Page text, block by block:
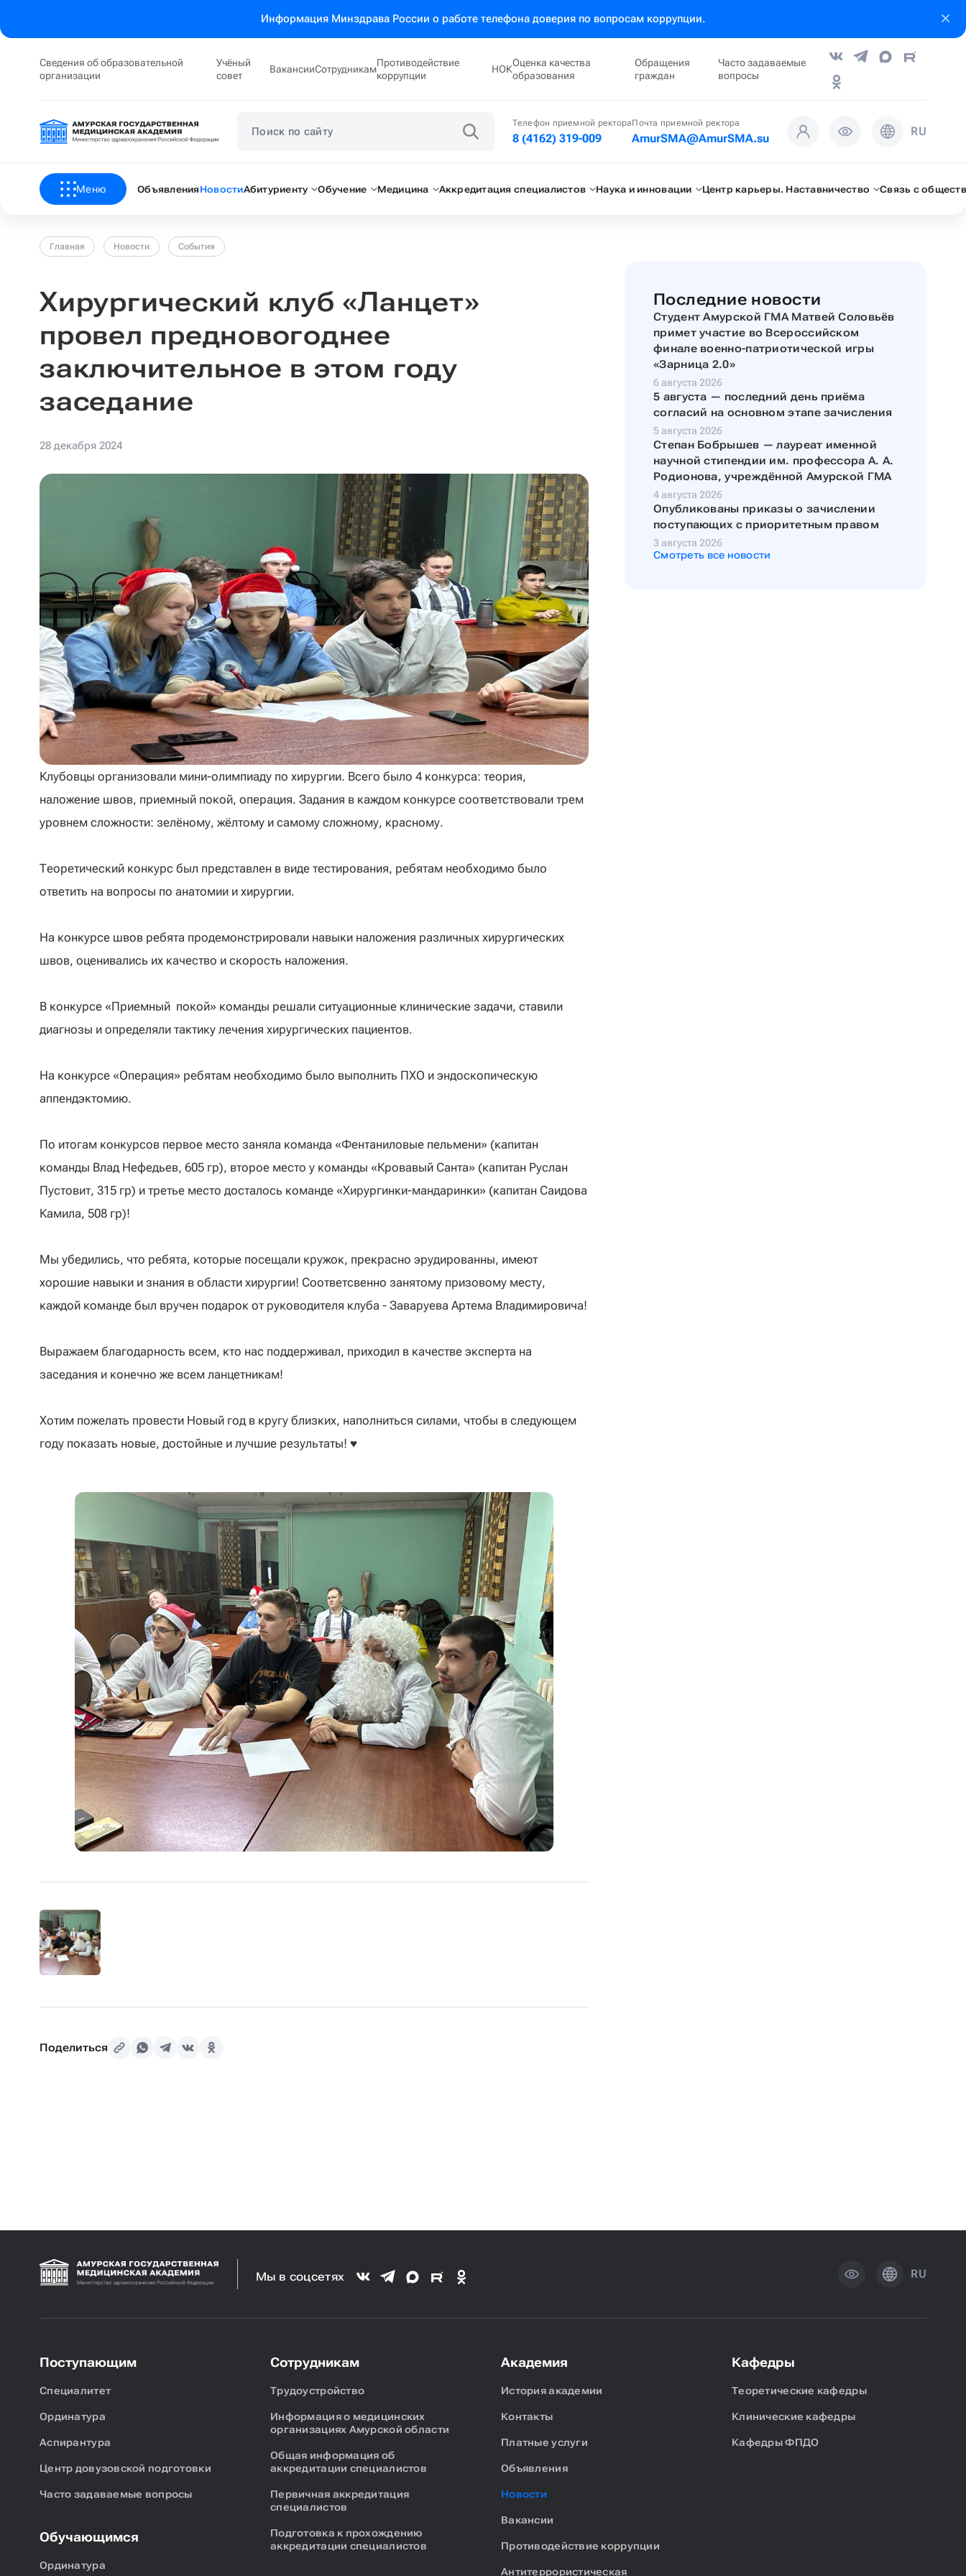
Информация Минздрава России о работе телефона доверия по вопросам коррупции.
Сведения об образовательной
организации
Учёный
совет
ВакансииСотрудникам
Противодействие
коррупции
НОК
Оценка качества
образования
Обращения
граждан
Часто задаваемые
вопросы
Телефон приемной ректора
8 (4162) 319-009
Почта приемной ректора
AmurSMA@AmurSMA.su RU
Меню Объявления НовостиАбитуриенту Обучение Медицина Аккредитация специалистов Наука и инновации Центр карьеры. Наставничество Связь с
Главная Новости События
Хирургический клуб «Ланцет»
провел предновогоднее
заключительное в этом году
заседание
28 декабря 2024
Клубовцы организовали мини-олимпиаду по хирургии. Всего было 4 конкурса: теория,
наложение швов, приемный покой, операция. Задания в каждом конкурсе соответствовали трем
уровнем сложности: зелёному, жёлтому и самому сложному, красному.
Теоретический конкурс был представлен в виде тестирования, ребятам необходимо было
ответить на вопросы по анатомии и хирургии.
На конкурсе швов ребята продемонстрировали навыки наложения различных хирургических
швов, оценивались их качество и скорость наложения.
В конкурсе «Приемный покой» команды решали ситуационные клинические задачи, ставили
диагнозы и определяли тактику лечения хирургических пациентов.
На конкурсе «Операция» ребятам необходимо было выполнить ПХО и эндоскопическую
аппендэктомию.
По итогам конкурсов первое место заняла команда «Фентаниловые пельмени» (капитан
команды Влад Нефедьев, 605 гр), второе место у команды «Кровавый Санта» (капитан Руслан
Пустовит, 315 гр) и третье место досталось команде «Хирургинки-мандаринки» (капитан Саидова
Камила, 508 гр)!
Мы убедились, что ребята, которые посещали кружок, прекрасно эрудированны, имеют
хорошие навыки и знания в области хирургии! Соответсвенно занятому призовому месту,
каждой команде был вручен подарок от руководителя клуба - Заваруева Артема Владимировича!
Выражаем благодарность всем, кто нас поддерживал, приходил в качестве эксперта на
заседания и конечно же всем ланцетникам!
Хотим пожелать провести Новый год в кругу близких, наполниться силами, чтобы в следующем
году показать новые, достойные и лучшие результаты! ♥️
Поделиться
Последние новости
Студент Амурской ГМА Матвей Соловьёв
примет участие во Всероссийском
финале военно-патриотической игры
«Зарница 2.0»
6 августа 2026
5 августа — последний день приёма
согласий на основном этапе зачисления
5 августа 2026
Степан Бобрышев — лауреат именной
научной стипендии им. профессора А. А.
Родионова, учреждённой Амурской ГМА
4 августа 2026
Опубликованы приказы о зачислении
поступающих с приоритетным правом
3 августа 2026
Смотреть все новости
Мы в соцсетях RU
Поступающим
Специалитет
Ординатура
Аспирантура
Центр довузовской подготовки
Часто задаваемые вопросы
Обучающимся
Ординатура
Сотрудникам
Трудоустройство
Информация о медицинских
организациях Амурской области
Общая информация об
аккредитации специалистов
Первичная аккредитация
специалистов
Подготовка к прохождению
аккредитации специалистов
Академия
История академии
Контакты
Платные услуги
Объявления
Новости
Вакансии
Противодействие коррупции
Антитеррористическая
Кафедры
Теоретические кафедры
Клинические кафедры
Кафедры ФПДО